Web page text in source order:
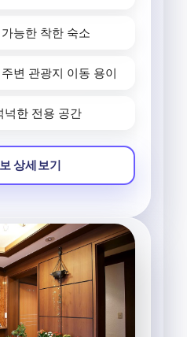
능한 착한 숙소
변 관광지 이동 용이
한 전용 공간
상세보기